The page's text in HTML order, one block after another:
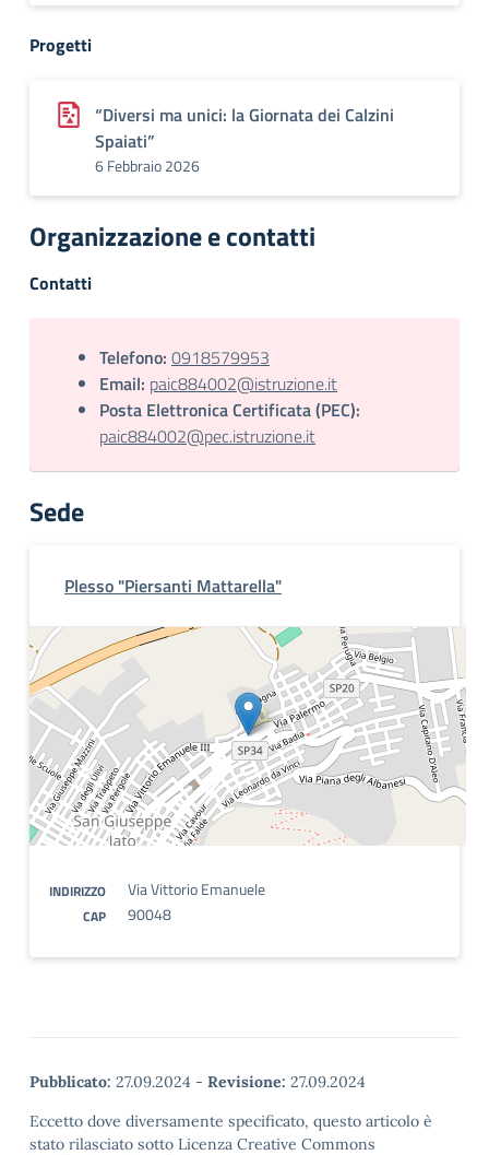
Progetti
“Diversi ma unici: la Giornata dei Calzini
Spaiati”
6 Febbraio 2026
Organizzazione e contatti
Contatti
Telefono: 0918579953
Email: paic884002@istruzione.it
Posta Elettronica Certificata (PEC):
paic884002@pec.istruzione.it
Sede
Plesso "Piersanti Mattarella"
INDIRIZZO Via Vittorio Emanuele
CAP 90048
Pubblicato: 27.09.2024 - Revisione: 27.09.2024
Eccetto dove diversamente specificato, questo articolo è
stato rilasciato sotto Licenza Creative Commons